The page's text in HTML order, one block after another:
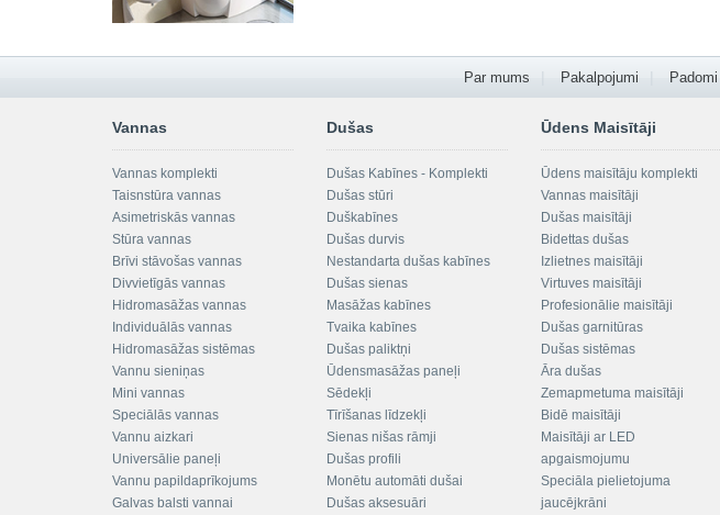
Par mums Pakalpojumi Padomi
Vannas
Vannas komplekti
Taisnstūra vannas
Asimetriskās vannas
Stūra vannas
Brīvi stāvošas vannas
Divvietīgās vannas
Hidromasāžas vannas
Individuālās vannas
Hidromasāžas sistēmas
Vannu sieniņas
Mini vannas
Speciālās vannas
Vannu aizkari
Universālie paneļi
Vannu papildaprīkojums
Galvas balsti vannai
Dušas
Dušas Kabīnes - Komplekti
Dušas stūri
Duškabīnes
Dušas durvis
Nestandarta dušas kabīnes
Dušas sienas
Masāžas kabīnes
Tvaika kabīnes
Dušas paliktņi
Ūdensmasāžas paneļi
Sēdekļi
Tīrīšanas līdzekļi
Sienas nišas rāmji
Dušas profili
Monētu automāti dušai
Dušas aksesuāri
Ūdens Maisītāji
Ūdens maisītāju komplekti
Vannas maisītāji
Dušas maisītāji
Bidettas dušas
Izlietnes maisītāji
Virtuves maisītāji
Profesionālie maisītāji
Dušas garnitūras
Dušas sistēmas
Āra dušas
Zemapmetuma maisītāji
Bidē maisītāji
Maisītāji ar LED
apgaismojumu
Speciāla pielietojuma
jaucējkrāni